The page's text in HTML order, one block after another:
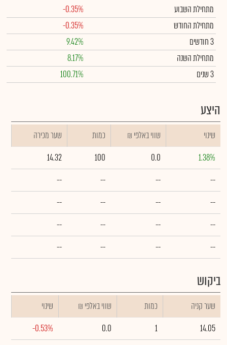
מתחילת השבוע
-0.35%
מתחילת החודש
-0.35%
3 חודשים
9.42%
מתחילת השנה
8.17%
3 שנים
100.71%
היצע
שינוי ₪ שווי באלפי כמות
שער מכירה
1.38%
0.0
100
14.32
--
--
--
--
--
--
--
--
--
--
--
--
--
--
--
--
ביקוש
שער קניה כמות ₪ שווי באלפי
שינוי
14.05
1
0.0
-0.53%